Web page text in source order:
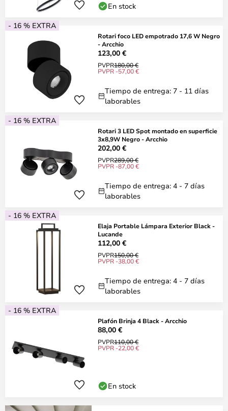
En stock
- 16 % EXTRA
Rotari foco LED empotrado 17,6 W Negro
- Arcchio
123,00 €
PVPR180,00 €
PVPR -57,00 €
Tiempo de entrega: 7 - 11 días
laborables
- 16 % EXTRA
Rotari 3 LED Spot montado en superficie
3x8,9W Negro - Arcchio
202,00 €
PVPR289,00 €
PVPR -87,00 €
Tiempo de entrega: 4 - 7 días
laborables
- 16 % EXTRA
Elaja Portable Lámpara Exterior Black -
Lucande
112,00 €
PVPR150,00 €
PVPR -38,00 €
Tiempo de entrega: 4 - 7 días
laborables
- 16 % EXTRA
Plafón Brinja 4 Black - Arcchio
88,00 €
PVPR110,00 €
PVPR -22,00 €
En stock